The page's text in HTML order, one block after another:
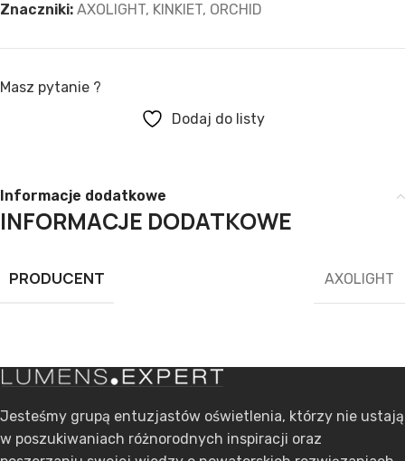
Znaczniki: AXOLIGHT, KINKIET, ORCHID
Masz pytanie ?
Dodaj do listy
Informacje dodatkowe
INFORMACJE DODATKOWE
PRODUCENT AXOLIGHT
Jesteśmy grupą entuzjastów oświetlenia, którzy nie ustają
w poszukiwaniach różnorodnych inspiracji oraz